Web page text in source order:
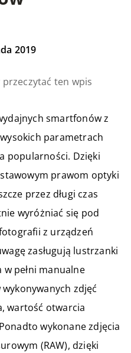
2019
ten wpis
smartfonów z
parametrach
popularności. Dzięki
prawom optyki
przez długi czas
wyróżniać się pod
z urządzeń
zasługują lustrzanki
pełni manualne
zdjęć
wartość otwarcia
wykonane zdjęcia
(RAW), dzięki